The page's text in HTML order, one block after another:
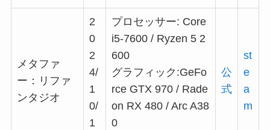
メタファ
ー：リファ
ンタジオ
2
0
2
4/
1
0/
1
プロセッサー: Core
i5-7600 / Ryzen 5 2
600
グラフィック:GeFo
rce GTX 970 / Rade
on RX 480 / Arc A38
0
公
式
st
e
a
m